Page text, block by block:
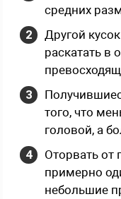
средних
Другой
раскатать в
того, что
головой, а
Оторвать от
примерно
небольшие